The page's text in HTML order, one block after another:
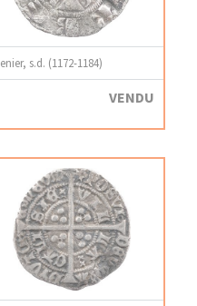
s.d. (1172-1184)
VENDU